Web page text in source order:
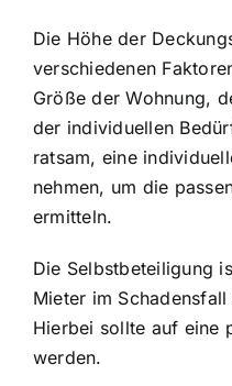
Die Höhe der
verschiedenen
Größe der Wohnung,
der individuellen
ratsam, eine
nehmen, um die
ermitteln.
Die Selbstbeteiligung
Mieter im
Hierbei sollte auf eine
werden.